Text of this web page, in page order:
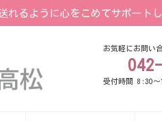
るように心をこめてサポート
お気軽にお問い
受付時間 8:30